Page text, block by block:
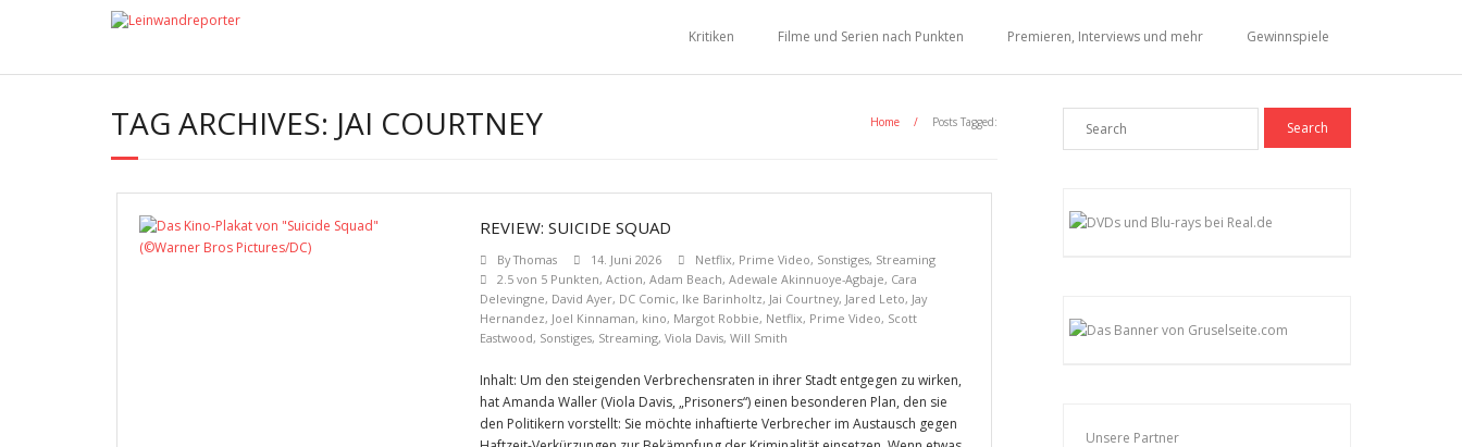
Kritiken Filme und Serien nach Punkten Premieren, Interviews und mehr Gewinnspiele
TAG ARCHIVES: JAI COURTNEY Home / Posts Tagged:
REVIEW: SUICIDE SQUAD
ByThomas 14. Juni 2026 Netflix, Prime Video, Sonstiges, Streaming
2.5 von 5 Punkten,Action,Adam Beach,Adewale Akinnuoye-Agbaje, Cara
Delevingne, David Ayer, DC Comic, Ike Barinholtz, Jai Courtney, Jared Leto, Jay
Hernandez, Joel Kinnaman, kino, Margot Robbie, Netflix, Prime Video, Scott
Eastwood, Sonstiges, Streaming,Viola Davis,Will Smith
Inhalt: Um den steigenden Verbrechensraten in ihrer Stadt entgegen zu wirken,
hat Amanda Waller (Viola Davis, „Prisoners“) einen besonderen Plan, den sie
den Politikern vorstellt: Sie möchte inhaftierte Verbrecher im Austausch gegen
Unsere Partner